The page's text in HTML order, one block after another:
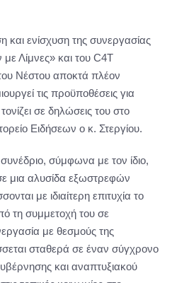
και ενίσχυση της συνεργασίας
Λίμνες» και του C4T
Νέστου αποκτά πλέον
τις προϋποθέσεις για
σε δηλώσεις του στο
Ειδήσεων ο κ. Στεργίου.
σύμφωνα με τον ίδιο,
μια αλυσίδα εξωστρεφών
με ιδιαίτερη επιτυχία το
τη συμμετοχή του σε
με θεσμούς της
σταθερά σε έναν σύγχρονο
και αναπτυξιακού